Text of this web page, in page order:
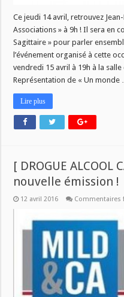
Ce jeudi 14 avril, retrouvez
Associations » à 9h ! Il sera en
Sagittaire » pour parler
l’événement organisé à cette
vendredi 15 avril à 19h à la
Représentation de « Un monde
Lire plus
[ DROGUE ALCOOL
nouvelle émission !
12 avril 2016 Commentaires